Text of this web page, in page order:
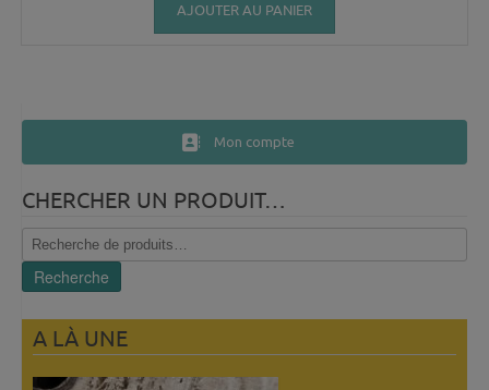
AJOUTER AU PANIER
Mon compte
CHERCHER UN PRODUIT…
Recherche
pour :
Recherche
A LÀ UNE